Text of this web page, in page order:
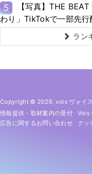
5
【写真】THE
わり」TikTokで一部先行
ラン
Copyright © 2026. vois ヴォイ
情報提供・取材案内の受付
Vois
広告に関するお問い合わせ
クッ